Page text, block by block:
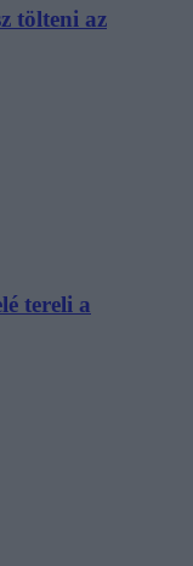
tölteni az
tereli a